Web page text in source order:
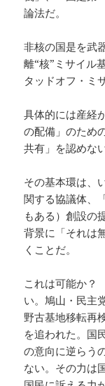
論法だ。
非核の国是を武
離“核”ミサイル
タッドオフ・ミ
具体的には産経
の配備」のため
共有」を認めな
その基本環は、
関する協議体、
もある）創設の
背景に「それは
くことだ。
これは可能か？
い。鳩山・民主
野古基地移転再
を追われた。国
の意向に逆らう
ない。その力は